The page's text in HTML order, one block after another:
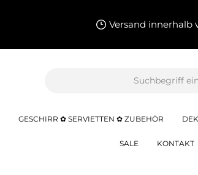
Versand innerhalb
GESCHIRR ✿ SERVIETTEN ✿ ZUBEHÖR
SALE KONTAKT